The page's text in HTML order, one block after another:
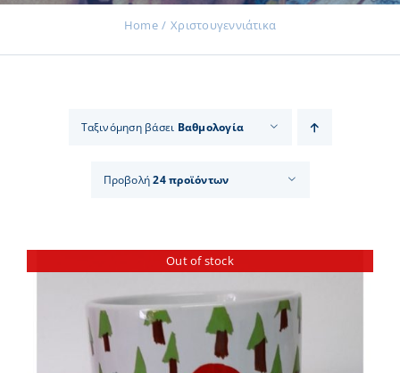
Εισφορές
Home Χριστουγεννιάτικα
Ταξινόμηση βάσει Βαθμολογία
Προβολή24 προϊόντων
Out of stock